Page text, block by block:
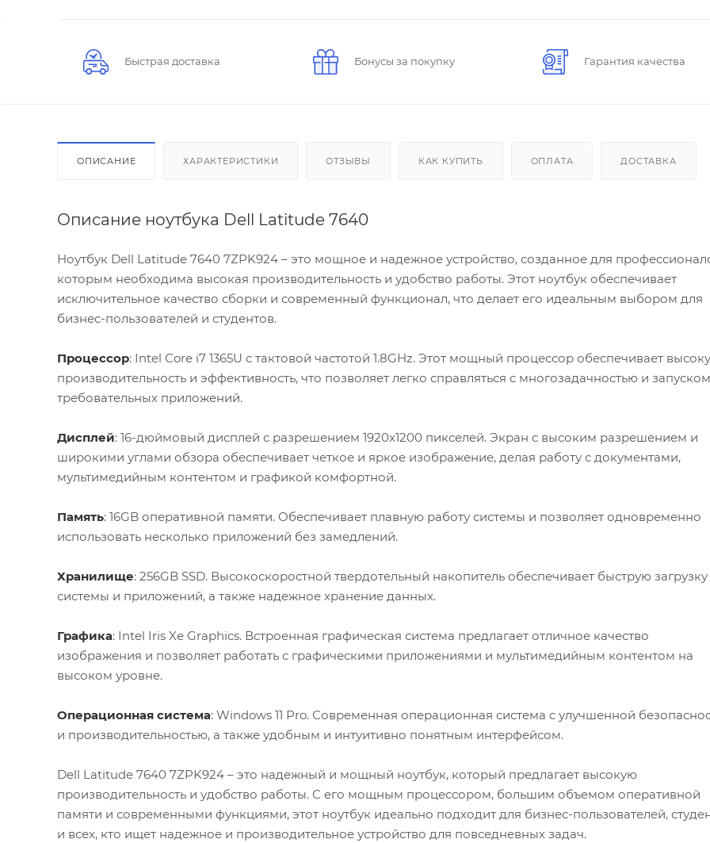
Быстрая доставка Бонусы за покупку Гарантия качества
ОПИСАНИЕ ХАРАКТЕРИСТИКИ ОТЗЫВЫ КАК КУПИТЬ ОПЛАТА ДОСТАВКА
Описание ноутбука Dell Latitude 7640
Ноутбук Dell Latitude 7640 7ZPK924 – это мощное и надежное устройство, созданное для
которым необходима высокая производительность и удобство работы. Этот ноутбук обеспечивает
исключительное качество сборки и современный функционал, что делает его идеальным выбором для
бизнес-пользователей и студентов.
Процессор: Intel Core i7 1365U с тактовой частотой 1.8GHz. Этот мощный процессор обеспечивает
производительность и эффективность, что позволяет легко справляться с многозадачностью и запуском
требовательных приложений.
Дисплей: 16-дюймовый дисплей с разрешением 1920x1200 пикселей. Экран с высоким разрешением и
широкими углами обзора обеспечивает четкое и яркое изображение, делая работу с документами,
мультимедийным контентом и графикой комфортной.
Память: 16GB оперативной памяти. Обеспечивает плавную работу системы и позволяет одновременно
использовать несколько приложений без замедлений.
Хранилище: 256GB SSD. Высокоскоростной твердотельный накопитель обеспечивает быструю загрузку
системы и приложений, а также надежное хранение данных.
Графика: Intel Iris Xe Graphics. Встроенная графическая система предлагает отличное качество
изображения и позволяет работать с графическими приложениями и мультимедийным контентом на
высоком уровне.
Операционная система: Windows 11 Pro. Современная операционная система с улучшенной
и производительностью, а также удобным и интуитивно понятным интерфейсом.
Dell Latitude 7640 7ZPK924 – это надежный и мощный ноутбук, который предлагает высокую
производительность и удобство работы. С его мощным процессором, большим объемом оперативной
памяти и современными функциями, этот ноутбук идеально подходит для бизнес-пользователей,
и всех, кто ищет надежное и производительное устройство для повседневных задач.